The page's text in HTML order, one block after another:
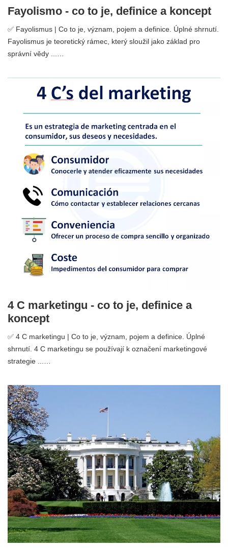
Fayolismo - co to je, definice a koncept
✅ Fayolismus | Co to je, význam, pojem a definice. Úplné shrnutí.
Fayolismus je teoretický rámec, který sloužil jako základ pro
správní vědy ...…
4 C marketingu - co to je, definice a
koncept
✅ 4 C marketingu | Co to je, význam, pojem a definice. Úplné
shrnutí. 4 C marketingu se používají k označení marketingové
strategie ...…